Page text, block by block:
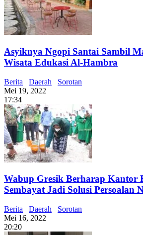
Asyiknya Ngopi Santai Sambil
Wisata Edukasi Al-Hambra
Berita Daerah
Sorotan
Mei 19, 2022
17:34
Wabup Gresik Berharap Kantor
Sembayat Jadi Solusi Persoalan
Berita Daerah
Sorotan
Mei 16, 2022
20:20